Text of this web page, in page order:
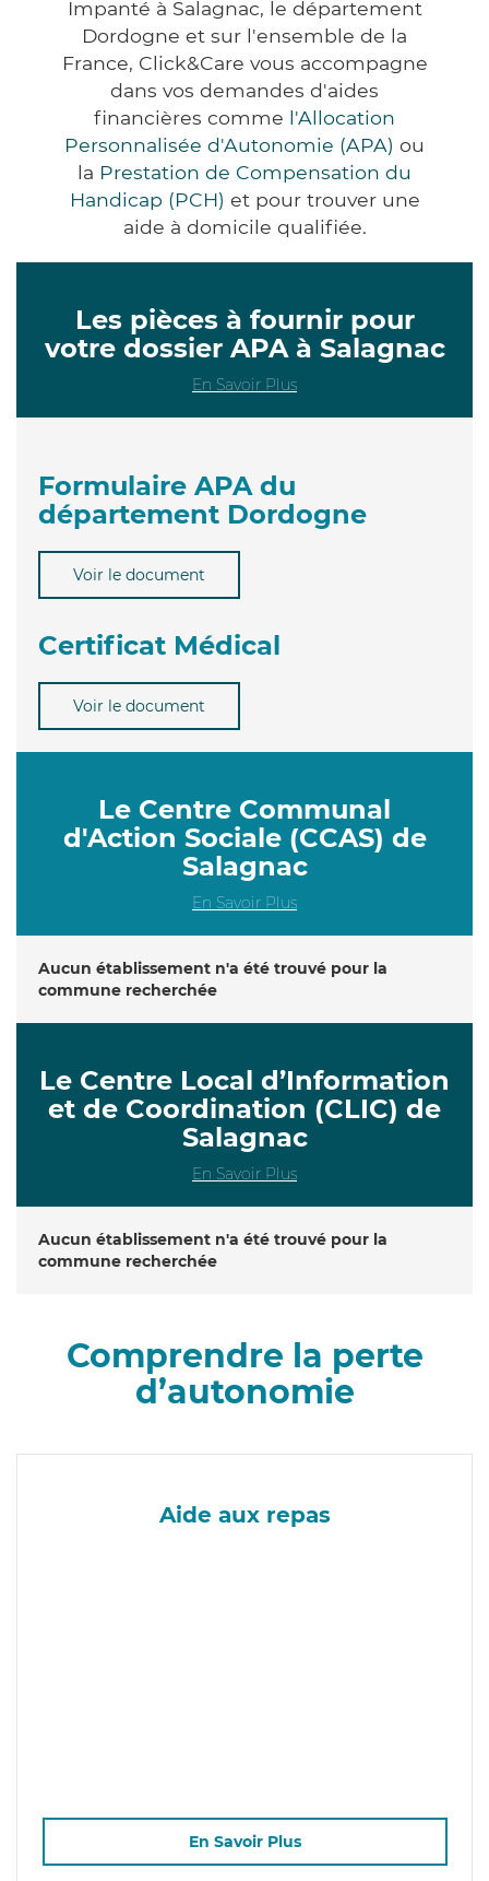
Impanté à Salagnac, le département
Dordogne et sur l'ensemble de la
France, Click&Care vous accompagne
dans vos demandes d'aides
financières comme l'Allocation
Personnalisée d'Autonomie (APA) ou
la Prestation de Compensation du
Handicap (PCH) et pour trouver une
aide à domicile qualifiée.
Les pièces à fournir pour
votre dossier APA à Salagnac
En Savoir Plus
Formulaire APA du
département Dordogne
Voir le document
Certificat Médical
Voir le document
Le Centre Communal
d'Action Sociale (CCAS) de
Salagnac
En Savoir Plus
Aucun établissement n'a été trouvé pour la
commune recherchée
Le Centre Local d’Information
et de Coordination (CLIC) de
Salagnac
En Savoir Plus
Aucun établissement n'a été trouvé pour la
commune recherchée
Comprendre la perte
d’autonomie
Aide aux repas
En Savoir Plus